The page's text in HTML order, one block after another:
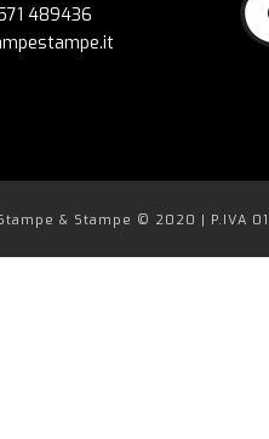
489436
& Stampe © 2020 | P.IVA